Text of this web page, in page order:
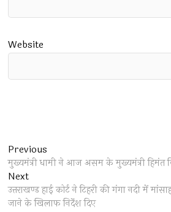
Website
Post
navigation
Previous
post:
मुख्यमंत्री धामी ने आज असम के मुख्यमंत्री हिमंत
NextNext
post:
उत्तराखण्ड हाई कोर्ट ने टिहरी की गंगा नदी में
जाने के खिलाफ निर्देश दिए